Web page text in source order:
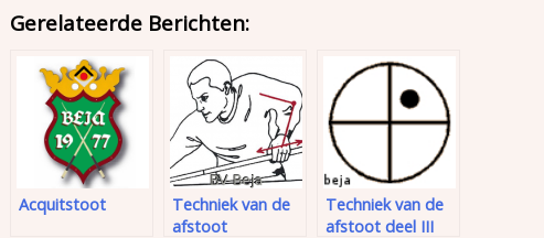
Gerelateerde Berichten:
Acquitstoot
Techniek van de
afstoot
Techniek van de
afstoot deel III